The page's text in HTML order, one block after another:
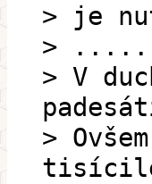
> je
> .....
> V
>